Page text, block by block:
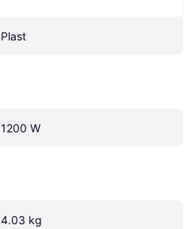
Plast
1200 W
4.03 kg